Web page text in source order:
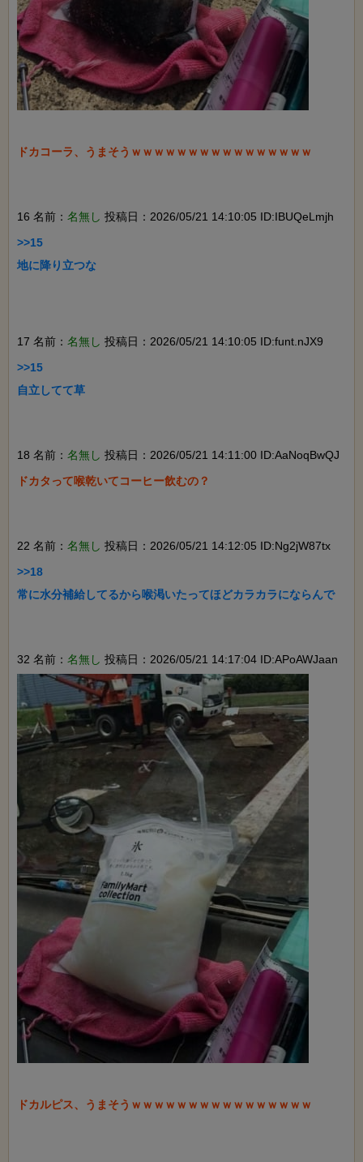
ドカコーラ、うまそうｗｗｗｗｗｗｗｗｗｗｗｗｗｗｗｗ
16 名前： 名無し 投稿日：2026/05/21 14:10:05 ID:IBUQeLmjh
>>15
地に降り立つな
17 名前： 名無し 投稿日：2026/05/21 14:10:05 ID:funt.nJX9
>>15
自立してて草
18 名前： 名無し 投稿日：2026/05/21 14:11:00 ID:AaNoqBwQJ
ドカタって喉乾いてコーヒー飲むの？
22 名前： 名無し 投稿日：2026/05/21 14:12:05 ID:Ng2jW87tx
>>18
常に水分補給してるから喉渇いたってほどカラカラにならんで
32 名前： 名無し 投稿日：2026/05/21 14:17:04 ID:APoAWJaan
ドカルピス、うまそうｗｗｗｗｗｗｗｗｗｗｗｗｗｗｗｗ